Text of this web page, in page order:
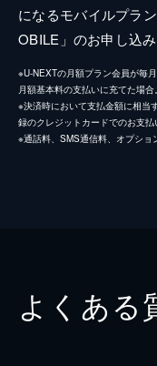
になるモバイルプラ
OBILE」のお申し込
※U-NEXTの月額プラン会員が毎
月額基本料の支払いに充てた場合。
※決済時において支払金額に相当
録のクレジットカードでのお支払
※通話料、SMS通信料、オプショ
よくある